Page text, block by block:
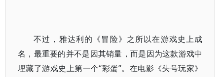
不过，雅达利的《冒险》之所以在游戏史上成
名，最重要的并不是因其销量，而是因为这款游戏中
埋藏了游戏史上第一个“彩蛋”。在电影《头号玩家》